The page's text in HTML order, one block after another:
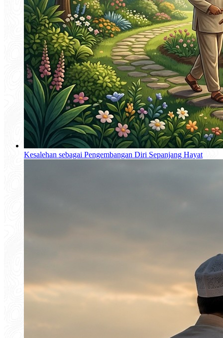
Kesalehan sebagai Pengembangan Diri Sepanjang Hayat